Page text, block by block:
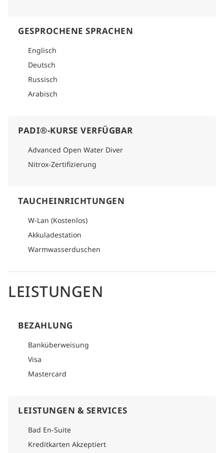
GESPROCHENE SPRACHEN
Englisch
Deutsch
Russisch
Arabisch
PADI®-KURSE VERFÜGBAR
Advanced Open Water Diver
Nitrox-Zertifizierung
TAUCHEINRICHTUNGEN
W-Lan (Kostenlos)
Akkuladestation
Warmwasserduschen
LEISTUNGEN
BEZAHLUNG
Banküberweisung
Visa
Mastercard
LEISTUNGEN & SERVICES
Bad En-Suite
Kreditkarten Akzeptiert